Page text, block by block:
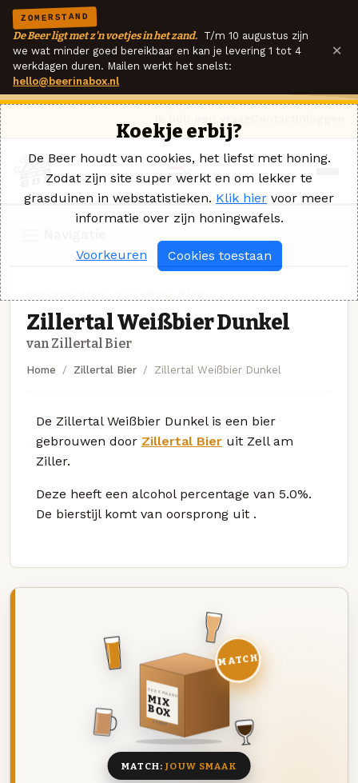
ZOMERSTAND
De Beer ligt met z'n voetjes in het zand. T/m 10 augustus zijn
we wat minder goed bereikbaar en kan je levering 1 tot 4
werkdagen duren. Mailen werkt het snelst:
hello@beerinabox.nl
×
Zillertal Weißbier Dunkel
van Zillertal Bier
Home Zillertal Bier Zillertal Weißbier Dunkel
De Zillertal Weißbier Dunkel is een bier
gebrouwen door Zillertal Bier uit Zell am
Ziller.
Deze heeft een alcohol percentage van 5.0%.
De bierstijl komt van oorsprong uit .
DEZE MAAND
MIX
BOX
8 BIEREN
MATCH
MATCH:JOUW SMAAK
Koekje erbij?
De Beer houdt van cookies, het liefst met honing.
Zodat zijn site super werkt en om lekker te
grasduinen in webstatistieken. Klik hier voor meer
informatie over zijn honingwafels.
Voorkeuren Cookies toestaan